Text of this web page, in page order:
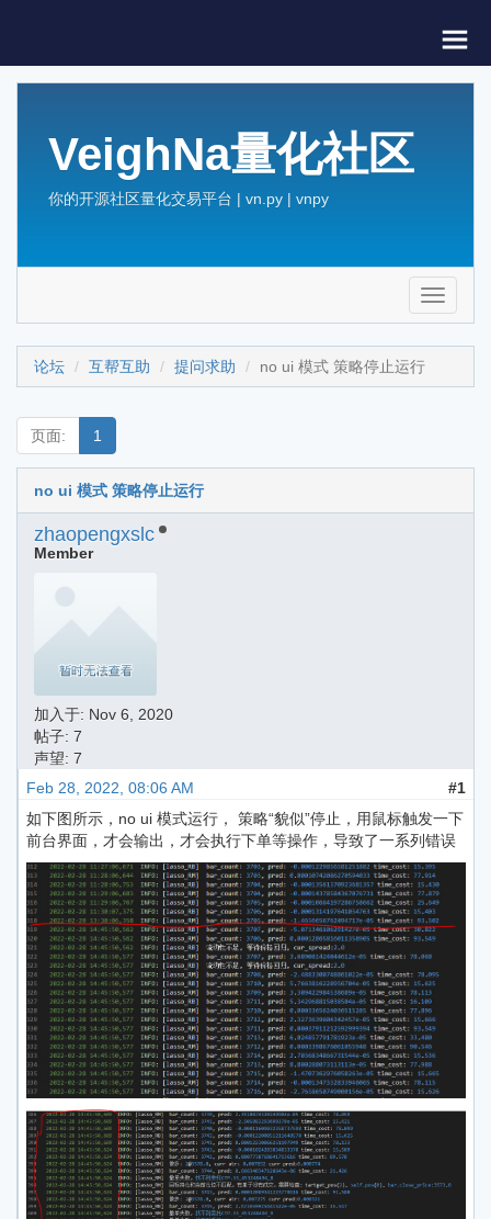
VeighNa量化社区
你的开源社区量化交易平台 | vn.py | vnpy
Toggle
论坛 互帮互助 提问求助 no ui 模式 策略停止运行
页面: 1
no ui 模式 策略停止运行
zhaopengxslc
Member
加入于: Nov 6, 2020
帖子: 7
声望: 7
Feb 28, 2022, 08:06 AM
#1
如下图所示，no ui 模式运行， 策略“貌似”停止，用鼠标触发一下
前台界面，才会输出，才会执行下单等操作，导致了一系列错误